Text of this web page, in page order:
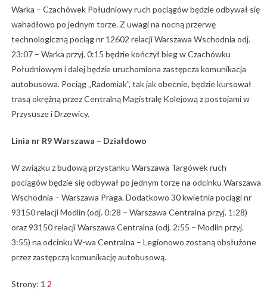
Warka – Czachówek Południowy ruch pociągów będzie odbywał się
wahadłowo po jednym torze. Z uwagi na nocną przerwę
technologiczną pociąg nr 12602 relacji Warszawa Wschodnia odj.
23:07 – Warka przyj. 0:15 będzie kończył bieg w Czachówku
Południowym i dalej będzie uruchomiona zastępcza komunikacja
autobusowa. Pociąg „Radomiak”, tak jak obecnie, będzie kursował
trasą okrężną przez Centralną Magistralę Kolejową z postojami w
Przysusze i Drzewicy.
Linia nr R9 Warszawa – Działdowo
W związku z budową przystanku Warszawa Targówek ruch
pociągów będzie się odbywał po jednym torze na odcinku Warszawa
Wschodnia – Warszawa Praga. Dodatkowo 30 kwietnia pociągi nr
93150 relacji Modlin (odj. 0:28 – Warszawa Centralna przyj. 1:28)
oraz 93150 relacji Warszawa Centralna (odj. 2:55 – Modlin przyj.
3:55) na odcinku W-wa Centralna – Legionowo zostaną obsłużone
przez zastępczą komunikację autobusową.
Strony: 1 2